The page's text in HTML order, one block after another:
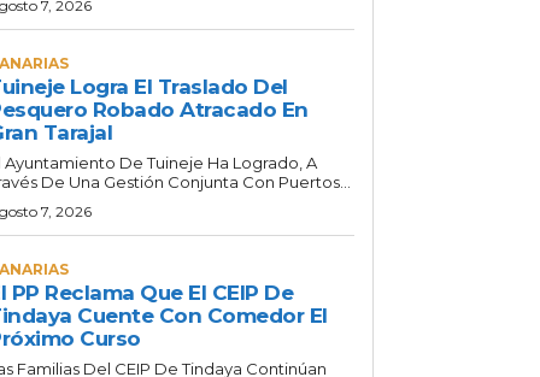
7, 2026
Logra El Traslado Del
Robado Atracado En
Tarajal
Ayuntamiento De Tuineje Ha Logrado, A
De Una Gestión Conjunta Con Puertos...
7, 2026
PP Reclama Que El CEIP De
Cuente Con Comedor El
Curso
Familias Del CEIP De Tindaya Continúan